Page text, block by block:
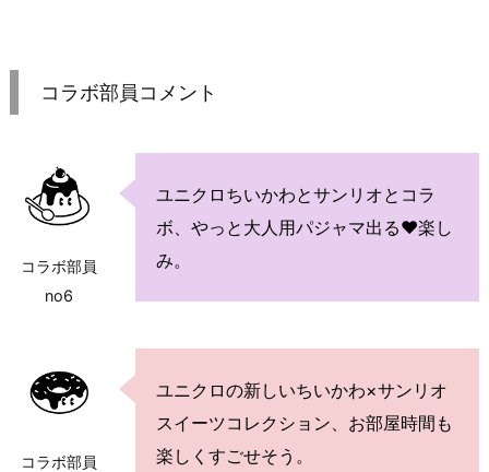
コラボ部員コメント
コラボ部員
no6
ユニクロちいかわとサンリオとコラ
ボ、やっと大人用パジャマ出る♥楽し
み。
コラボ部員
ユニクロの新しいちいかわ×サンリオ
スイーツコレクション、お部屋時間も
楽しくすごせそう。